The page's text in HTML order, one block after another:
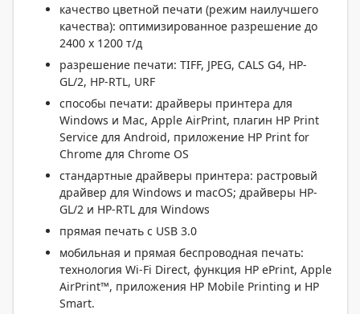
качество цветной печати (режим наилучшего
качества): оптимизированное разрешение до
2400 x 1200 т/д
разрешение печати: TIFF, JPEG, CALS G4, HP-
GL/2, HP-RTL, URF
способы печати: драйверы принтера для
Windows и Mac, Apple AirPrint, плагин HP Print
Service для Android, приложение HP Print for
Chrome для Chrome OS
стандартные драйверы принтера: растровый
драйвер для Windows и macOS; драйверы HP-
GL/2 и HP-RTL для Windows
прямая печать с USB 3.0
мобильная и прямая беспроводная печать:
технология Wi-Fi Direct, функция HP ePrint, Apple
AirPrint™, приложения HP Mobile Printing и HP
Smart.